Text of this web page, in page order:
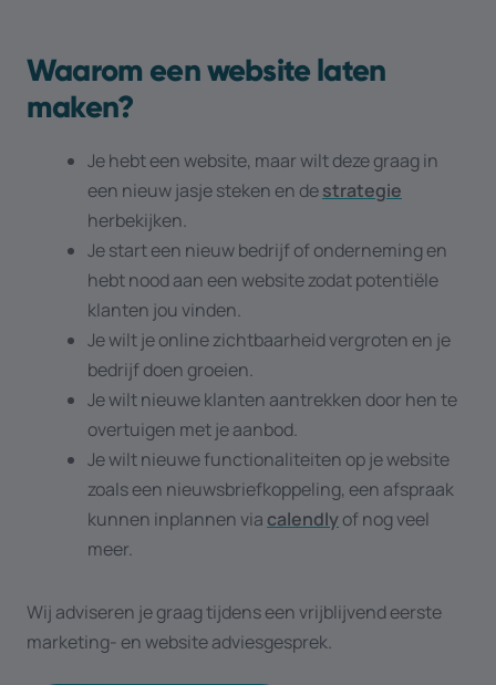
Waarom een website laten
maken?
Je hebt een website, maar wilt deze graag in
een nieuw jasje steken en destrategie
herbekijken.
Je start een nieuw bedrijf of onderneming en
hebt nood aan een website zodat potentiële
klanten jou vinden.
Je wilt je online zichtbaarheid vergroten en je
bedrijf doen groeien.
Je wilt nieuwe klanten aantrekken door hen te
overtuigen met je aanbod.
Je wilt nieuwe functionaliteiten op je website
zoals een nieuwsbriefkoppeling, een afspraak
kunnen inplannen via calendly of nog veel
meer.
Wij adviseren je graag tijdens een vrijblijvend eerste
marketing- en website adviesgesprek.